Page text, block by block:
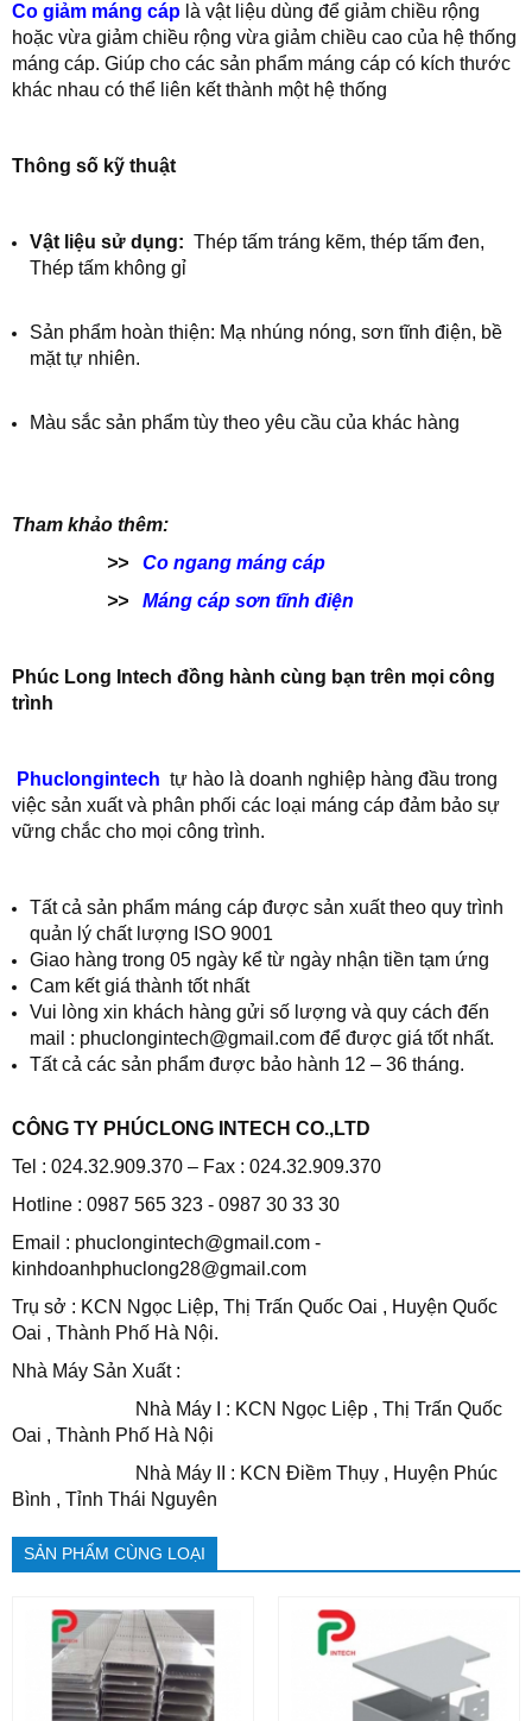
Co giảm máng cáp là vật liệu dùng để giảm chiều rộng
hoặc vừa giảm chiều rộng vừa giảm chiều cao của hệ thống
máng cáp. Giúp cho các sản phẩm máng cáp có kích thước
khác nhau có thể liên kết thành một hệ thống
Thông số kỹ thuật
Vật liệu sử dụng: Thép tấm tráng kẽm, thép tấm đen,
Thép tấm không gỉ
Sản phẩm hoàn thiện: Mạ nhúng nóng, sơn tĩnh điện, bề
mặt tự nhiên.
Màu sắc sản phẩm tùy theo yêu cầu của khác hàng
Tham khảo thêm:
>> Co ngang máng cáp
>> Máng cáp sơn tĩnh điện
Phúc Long Intech đồng hành cùng bạn trên mọi công
trình
Phuclongintech tự hào là doanh nghiệp hàng đầu trong
việc sản xuất và phân phối các loại máng cáp đảm bảo sự
vững chắc cho mọi công trình.
Tất cả sản phẩm máng cáp được sản xuất theo quy trình
quản lý chất lượng ISO 9001
Giao hàng trong 05 ngày kể từ ngày nhận tiền tạm ứng
Cam kết giá thành tốt nhất
Vui lòng xin khách hàng gửi số lượng và quy cách đến
mail : phuclongintech@gmail.com để được giá tốt nhất.
Tất cả các sản phẩm được bảo hành 12 – 36 tháng.
CÔNG TY PHÚCLONG INTECH CO.,LTD
Tel : 024.32.909.370 – Fax : 024.32.909.370
Hotline : 0987 565 323 - 0987 30 33 30
Email : phuclongintech@gmail.com -
kinhdoanhphuclong28@gmail.com
Trụ sở : KCN Ngọc Liệp, Thị Trấn Quốc Oai , Huyện Quốc
Oai , Thành Phố Hà Nội.
Nhà Máy Sản Xuất :
Nhà Máy I : KCN Ngọc Liệp , Thị Trấn Quốc
Oai , Thành Phố Hà Nội
Nhà Máy II : KCN Điềm Thụy , Huyện Phúc
Bình , Tỉnh Thái Nguyên
SẢN PHẨM CÙNG LOẠI